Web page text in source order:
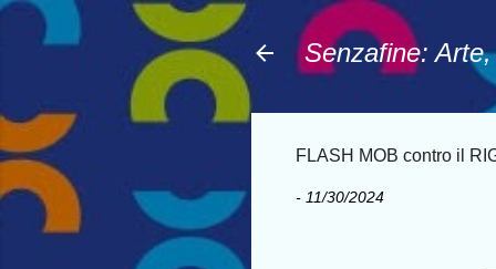
Senzafine:
FLASH MOB contro il
- 11/30/2024